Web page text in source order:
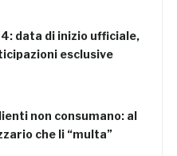
data di inizio ufficiale,
esclusive
non consumano: al
che li “multa”